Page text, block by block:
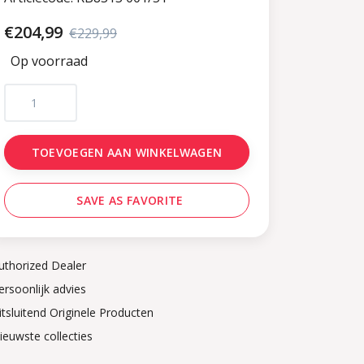
€204,99 €229,99
Op voorraad
TOEVOEGEN AAN WINKELWAGEN
SAVE AS FAVORITE
Dealer
advies
Originele Producten
collecties